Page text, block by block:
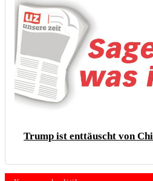
Trump ist enttäuscht von